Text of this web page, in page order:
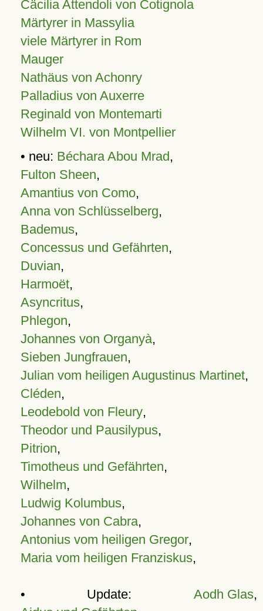
Cäcilia Attendoli von Cotignola
Märtyrer in Massylia
viele Märtyrer in Rom
Mauger
Nathäus von Achonry
Palladius von Auxerre
Reginald von Montemarti
Wilhelm VI. von Montpellier
• neu: Béchara Abou Mrad,
Fulton Sheen,
Amantius von Como,
Anna von Schlüsselberg,
Bademus,
Concessus und Gefährten,
Duvian,
Harmoët,
Asyncritus,
Phlegon,
Johannes von Organyà,
Sieben Jungfrauen,
Julian vom heiligen Augustinus Martinet,
Cléden,
Leodebold von Fleury,
Theodor und Pausilypus,
Pitrion,
Timotheus und Gefährten,
Wilhelm,
Ludwig Kolumbus,
Johannes von Cabra,
Antonius vom heiligen Gregor,
Maria vom heiligen Franziskus,
• Update: Aodh Glas,